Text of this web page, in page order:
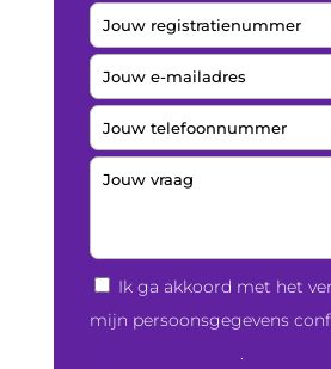
Ik ga akkoord met het
mijn persoonsgegevens
.